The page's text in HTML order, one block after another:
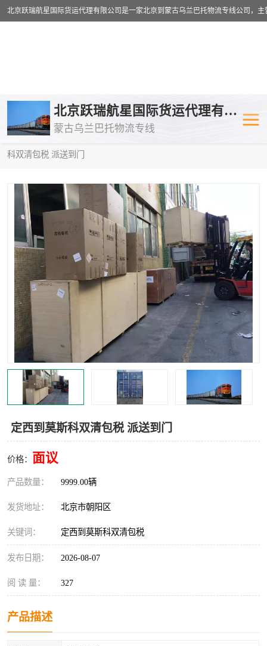
北京跃瑞航星国际货运代理有限公司
蒙古乌兰巴托物流专线
科双清包税 派送到门
定西到莫斯科双清包税 派送到门
价格： 面议
产品数量： 9999.00辆
发货地址： 北京市朝阳区
关键词： 定西到莫斯科双清包税
发布日期： 2026-08-07
阅 读 量： 327
产品描述
乌兰巴托物流专线 乌兰巴托铁
乌兰巴托公路运输
中欧班列
蒙古乌兰巴托双清包税
蒙古乌兰巴托空运专线 蒙古乌兰巴
蒙古乌兰巴托汽运专线 英国铁路
中亚铁路运输